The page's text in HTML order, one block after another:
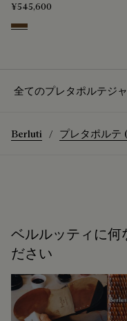
¥545,600
Dark Brown
全てのプレタポルテジ
Berluti プレタポルテ
ベルルッティに何
ださい